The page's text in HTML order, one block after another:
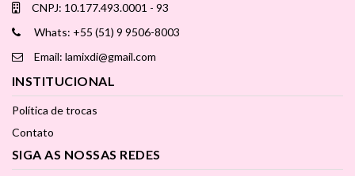
CNPJ: 10.177.493.0001 - 93
Whats: +55 (51) 9 9506-8003
Email: lamixdi@gmail.com
INSTITUCIONAL
Política de trocas
Contato
SIGA AS NOSSAS REDES